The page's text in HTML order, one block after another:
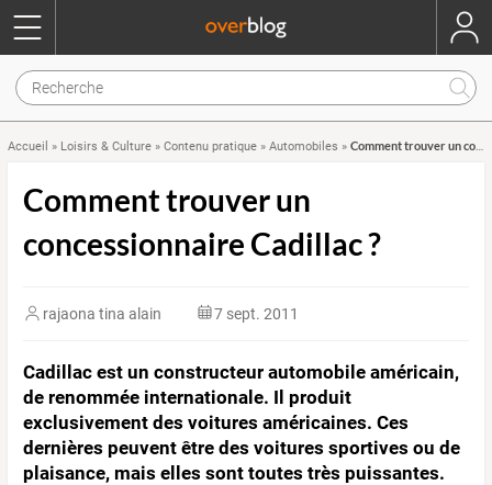
Accueil » Loisirs & Culture » Contenu pratique » Automobiles » Comment trouver un concessionnaire Cadillac ?
Comment trouver un
concessionnaire Cadillac ?
rajaona tina alain 7 sept. 2011
Cadillac est un constructeur automobile américain,
de renommée internationale. Il produit
exclusivement des voitures américaines. Ces
dernières peuvent être des voitures sportives ou de
plaisance, mais elles sont toutes très puissantes.